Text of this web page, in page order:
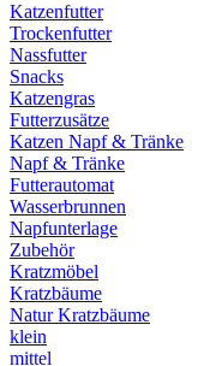
Katzenfutter
Trockenfutter
Nassfutter
Snacks
Katzengras
Futterzusätze
Katzen Napf & Tränke
Napf & Tränke
Futterautomat
Wasserbrunnen
Napfunterlage
Zubehör
Kratzmöbel
Kratzbäume
Natur Kratzbäume
klein
mittel